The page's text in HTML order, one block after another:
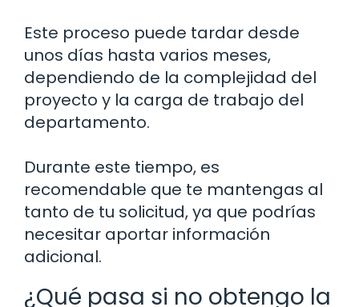
Este proceso puede tardar desde
unos días hasta varios meses,
dependiendo de la complejidad del
proyecto y la carga de trabajo del
departamento.
Durante este tiempo, es
recomendable que te mantengas al
tanto de tu solicitud, ya que podrías
necesitar aportar información
adicional.
¿Qué pasa si no obtengo la